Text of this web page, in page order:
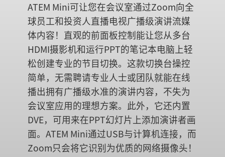
ATEM Mini可让您在会议室通过Zoom向全
球员工和投资人直播电视广播级演讲流媒
体内容！直观的前面板控制能让您从多台
HDMI摄影机和运行PPT的笔记本电脑上轻
松创建专业的节目切换。这款切换台操控
简单，无需聘请专业人士或团队就能在线
播出拥有广播级水准的演讲内容，不失为
会议室应用的理想方案。此外，它还内置
DVE，可用来在PPT幻灯片上添加演讲者画
面。ATEM Mini通过USB与计算机连接，而
Zoom只会将它识别为优质的网络摄像头！